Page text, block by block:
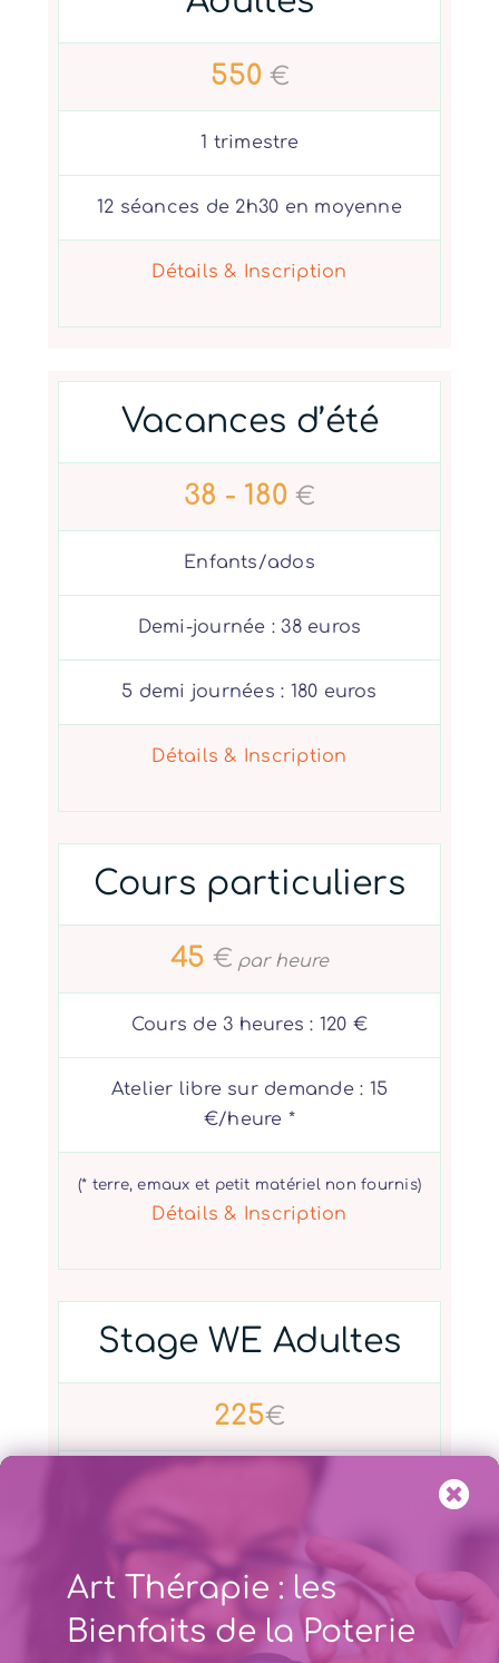
550 €
1 trimestre
12 séances de 2h30 en moyenne
Détails & Inscription
Vacances d’été
38 - 180 €
Enfants/ados
Demi-journée : 38 euros
5 demi journées : 180 euros
Détails & Inscription
Cours particuliers
45 € par heure
Cours de 3 heures : 120 €
Atelier libre sur demande : 15
€/heure *
(* terre, emaux et petit matériel non fournis)
Détails & Inscription
Stage WE Adultes
225€
Le premier WE de chaque mois
Samedi de 14h00 à 17h00
Dimanche de 11h00 à 17h00
Art Thérapie : les
Bienfaits de la Poterie